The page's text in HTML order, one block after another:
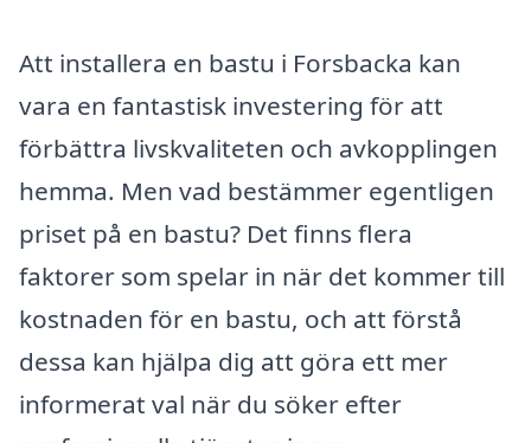
Att installera en bastu i Forsbacka kan
vara en fantastisk investering för att
förbättra livskvaliteten och avkopplingen
hemma. Men vad bestämmer egentligen
priset på en bastu? Det finns flera
faktorer som spelar in när det kommer till
kostnaden för en bastu, och att förstå
dessa kan hjälpa dig att göra ett mer
informerat val när du söker efter